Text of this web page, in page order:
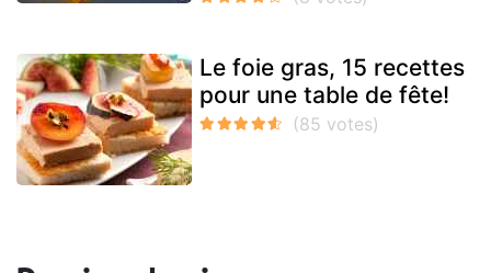
Le foie gras, 15 recettes
pour une table de fête!